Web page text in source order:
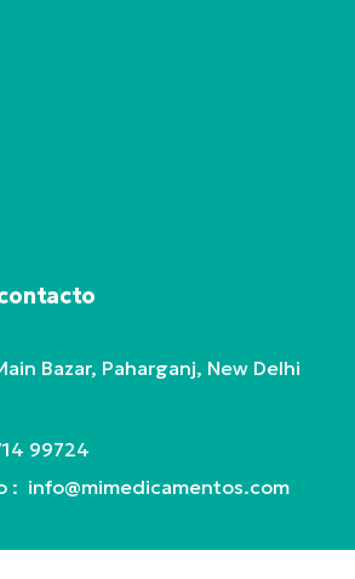
Bazar, Paharganj, New Delhi
99724
: info@mimedicamentos.com